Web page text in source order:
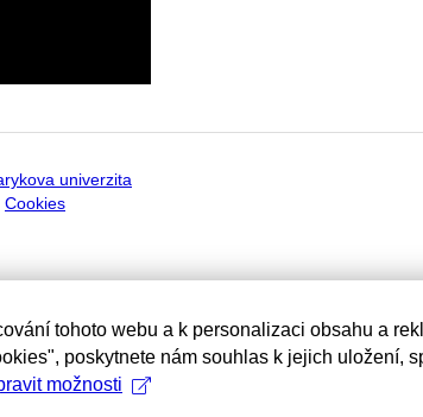
univerzita
Cookies
tohoto webu a k personalizaci obsahu a
poskytnete nám souhlas k jejich uložení,
možnosti